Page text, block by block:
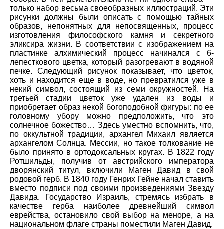
только набор весьма своеобразных иллюстраций. Эти
рисунки должны были описать с помощью тайных
образов, непонятных для непосвященных, процесс
изготовления философского камня и секретного
эликсира жизни. В соответствии с изображением на
пластинке алхимический процесс начинался с 6-
лепесткового цветка, который разогревают в водяной
печке. Следующий рисунок показывает, что цветок,
хоть и находится еще в воде, но превратился уже в
некий символ, состоящий из семи окружностей. На
третьей стадии цветок уже удален из воды и
приобретает образ некой богоподобной фигуры: по ее
головному убору можно предположить, что это
солнечное божество… Здесь уместно вспомнить, что,
по оккультной традиции, архангел Михаил является
архангелом Солнца. Мессии, но такое толкование не
было принято в ортодоксальных кругах. В 1822 году
Ротшильды, получив от австрийского императора
дворянский титул, включили Маген Давид в свой
родовой герб. В 1840 году Генрих Гейне начал ставить
вместо подписи под своими произведениями Звезду
Давида. Государство Израиль, стремясь избрать в
качестве герба наиболее древнейший символ
еврейства, остановило свой выбор на меноре, а на
национальном флаге страны поместили Маген Давид.